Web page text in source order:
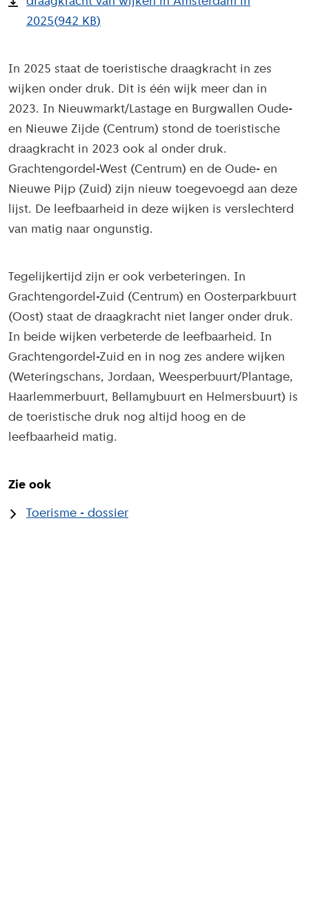
2025(942 KB)
In 2025 staat de toeristische draagkracht in zes
wijken onder druk. Dit is één wijk meer dan in
2023. In Nieuwmarkt/Lastage en Burgwallen Oude-
en Nieuwe Zijde (Centrum) stond de toeristische
draagkracht in 2023 ook al onder druk.
Grachtengordel-West (Centrum) en de Oude- en
Nieuwe Pijp (Zuid) zijn nieuw toegevoegd aan deze
lijst. De leefbaarheid in deze wijken is verslechterd
van matig naar ongunstig.
Tegelijkertijd zijn er ook verbeteringen. In
Grachtengordel-Zuid (Centrum) en Oosterparkbuurt
(Oost) staat de draagkracht niet langer onder druk.
In beide wijken verbeterde de leefbaarheid. In
Grachtengordel-Zuid en in nog zes andere wijken
(Weteringschans, Jordaan, Weesperbuurt/Plantage,
Haarlemmerbuurt, Bellamybuurt en Helmersbuurt) is
de toeristische druk nog altijd hoog en de
leefbaarheid matig.
Zie ook
Toerisme - dossier